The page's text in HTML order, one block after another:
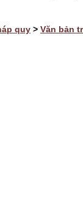
quy > Văn bản